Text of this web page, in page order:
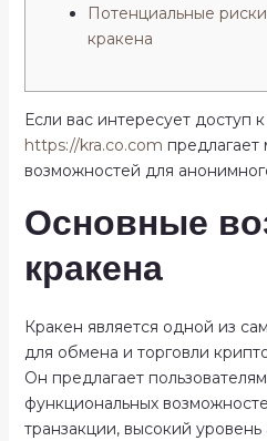
Потенциальные
кракена
Если вас интересует доступ
https://kra.co.com
возможностей для
Основные
кракена
Кракен является одной из
для обмена и торговли
Он предлагает
функциональных
транзакции, высокий